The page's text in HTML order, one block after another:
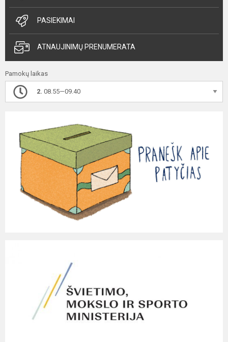
PASIEKIMAI
ATNAUJINIMŲ PRENUMERATA
Pamokų laikas
2. 08.55—09.40